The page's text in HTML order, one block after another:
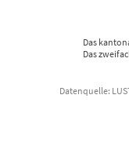
Das
Das
Datenquelle: